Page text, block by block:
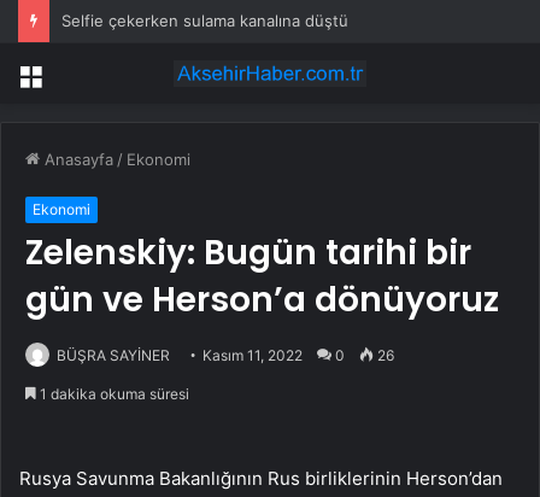
Selfie çekerken sulama kanalına düştü
Menü
Anasayfa / Ekonomi
Ekonomi
Zelenskiy: Bugün tarihi bir
gün ve Herson’a dönüyoruz
BÜŞRA SAYİNER Kasım 11, 2022 0 26
1 dakika okuma süresi
Rusya Savunma Bakanlığının Rus birliklerinin Herson’dan